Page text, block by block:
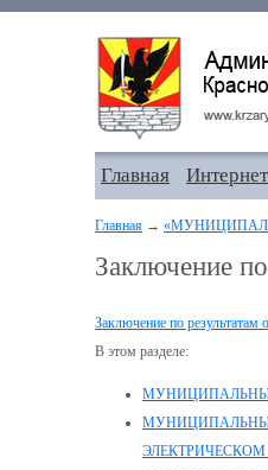
Главная
Главная →
Заключение
Заключение по
В этом разделе: